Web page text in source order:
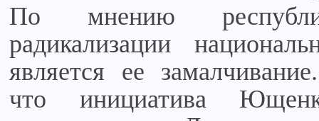
По мнению
радикализации
является ее
что инициатива